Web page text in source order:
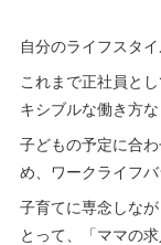
自分のライフスタ
これまで正社員と
キシブルな働き方な
子どもの予定に合
め、ワークライフバ
子育てに専念しな
とって、「ママの